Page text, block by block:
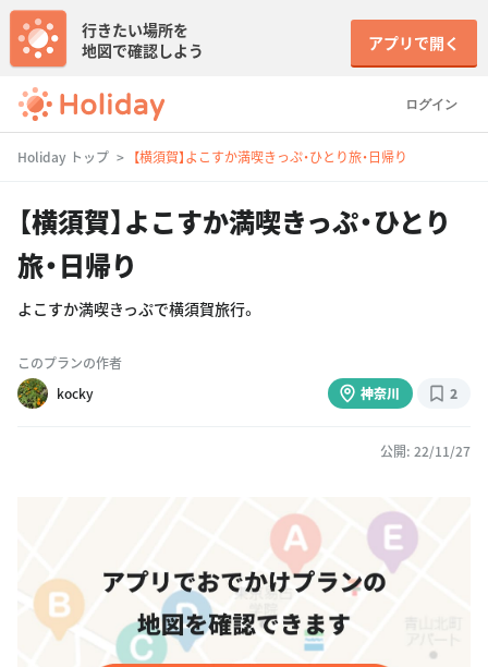
ログイン
行きたい場所を
地図で確認しよう
アプリで開く
Holiday トップ 【横須賀】よこすか満喫きっぷ・ひとり旅・日帰り
【横須賀】よこすか満喫きっぷ・ひとり
旅・日帰り
よこすか満喫きっぷで横須賀旅行。
このプランの作者
kocky
神奈川 2
公開: 22/11/27